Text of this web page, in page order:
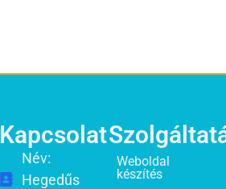
Kapcsolat
Név:
Hegedűs
Weboldal
készítés